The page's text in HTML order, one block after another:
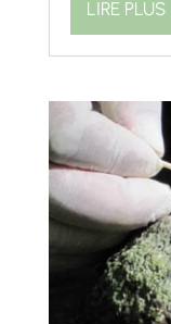
LIRE PLUS